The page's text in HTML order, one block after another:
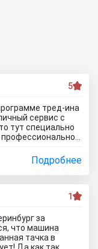
5
тред-ина
сервис с
тут специально
салоне. Для
надо. Сделали
Теперь буду
, что быстро
Подробнее
1
за
что машина
тачка в
Да как так